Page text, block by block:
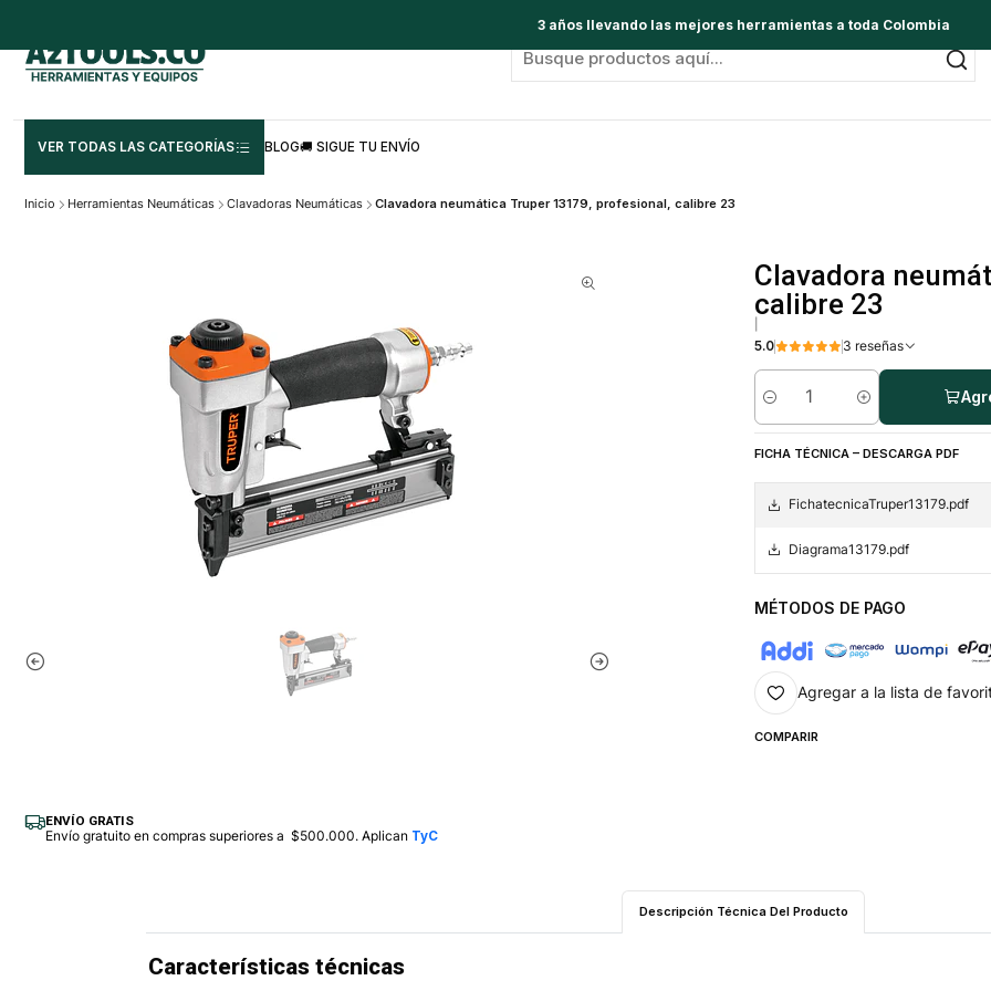
VER TODAS LAS CATEGORÍAS BLOG🚚 SIGUE TU ENVÍO
3 años llevando las mejores herramientas a toda Colombia
Inicio Herramientas Neumáticas Clavadoras Neumáticas Clavadora neumática Truper 13179, profesional, calibre 23
Clavadora
calibre 23
5.0
3 reseñas
Cantidad
FICHA TÉCNICA – DESCARGA PDF
FichatecnicaTruper13179.pdf
Diagrama13179.pdf
MÉTODOS DE PAGO
Agregar a la lista de
COMPARIR
ENVÍO GRATIS
Envío gratuito en compras superiores a $500.000. Aplican TyC
Descripción Técnica Del Producto
Características técnicas